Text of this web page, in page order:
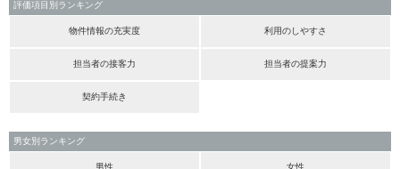
評価項目別ランキング
物件情報の充実度 利用のしやすさ
担当者の接客力 担当者の提案力
契約手続き
男女別ランキング
男性 女性